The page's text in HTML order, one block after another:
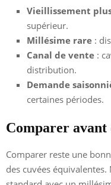
Vieillissement
supérieur.
Millésime rare :
Canal de vente :
distribution.
Demande
certaines périodes.
Comparer avant
Comparer reste une
des cuvées